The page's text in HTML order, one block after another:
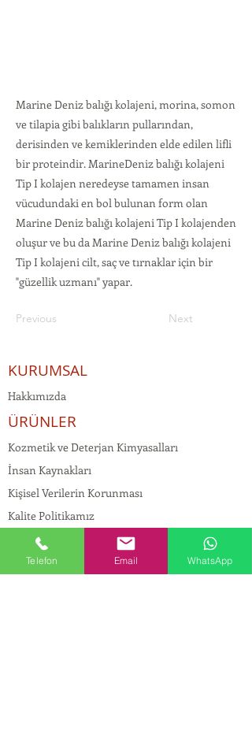
Marine Deniz balığı kolajeni, morina, somon
ve tilapia gibi balıkların pullarından,
derisinden ve kemiklerinden elde edilen lifli
bir proteindir. MarineDeniz balığı kolajeni
Tip I kolajen neredeyse tamamen insan
vücudundaki en bol bulunan form olan
Marine Deniz balığı kolajeni Tip I kolajenden
oluşur ve bu da Marine Deniz balığı kolajeni
Tip I kolajeni cilt, saç ve tırnaklar için bir
"güzellik uzmanı" yapar.
Previous Next
KURUMSAL
Hakkımızda
ÜRÜNLER
Kozmetik ve Deterjan Kimyasalları
İnsan Kaynakları
Kişisel Verilerin Korunması
Kalite Politikamız
Tekstil Kimyasalları
Yapı Kimyasalları
Telefon Email WhatsApp